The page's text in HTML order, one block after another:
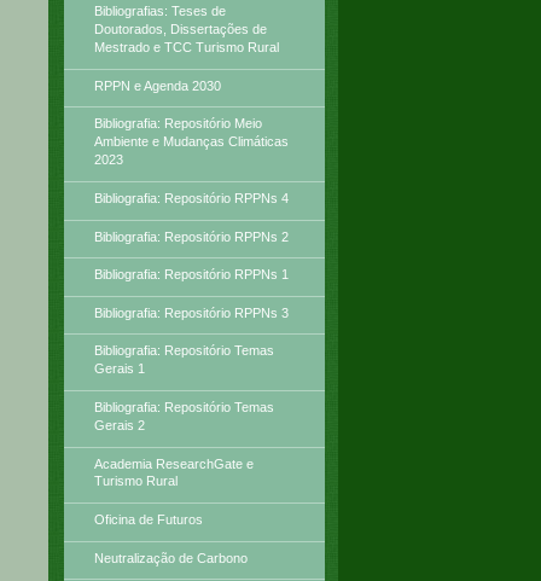
Bibliografias: Teses de
Doutorados, Dissertações de
Mestrado e TCC Turismo Rural
RPPN e Agenda 2030
Bibliografia: Repositório Meio
Ambiente e Mudanças Climáticas
2023
Bibliografia: Repositório RPPNs 4
Bibliografia: Repositório RPPNs 2
Bibliografia: Repositório RPPNs 1
Bibliografia: Repositório RPPNs 3
Bibliografia: Repositório Temas
Gerais 1
Bibliografia: Repositório Temas
Gerais 2
Academia ResearchGate e
Turismo Rural
Oficina de Futuros
Neutralização de Carbono